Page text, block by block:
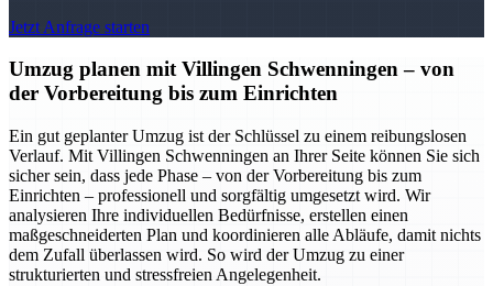
Jetzt Anfrage starten
Umzug planen mit Villingen Schwenningen – von
der Vorbereitung bis zum Einrichten
Ein gut geplanter Umzug ist der Schlüssel zu einem reibungslosen
Verlauf. Mit Villingen Schwenningen an Ihrer Seite können Sie sich
sicher sein, dass jede Phase – von der Vorbereitung bis zum
Einrichten – professionell und sorgfältig umgesetzt wird. Wir
analysieren Ihre individuellen Bedürfnisse, erstellen einen
maßgeschneiderten Plan und koordinieren alle Abläufe, damit nichts
dem Zufall überlassen wird. So wird der Umzug zu einer
strukturierten und stressfreien Angelegenheit.